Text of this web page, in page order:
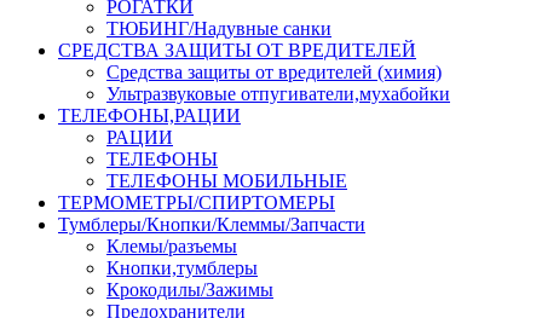
РОГАТКИ
ТЮБИНГ/Надувные санки
СРЕДСТВА ЗАЩИТЫ ОТ ВРЕДИТЕЛЕЙ
Средства защиты от вредителей (химия)
Ультразвуковые отпугиватели,мухабойки
ТЕЛЕФОНЫ,РАЦИИ
РАЦИИ
ТЕЛЕФОНЫ
ТЕЛЕФОНЫ МОБИЛЬНЫЕ
ТЕРМОМЕТРЫ/СПИРТОМЕРЫ
Тумблеры/Кнопки/Клеммы/Запчасти
Клемы/разъемы
Кнопки,тумблеры
Крокодилы/Зажимы
Предохранители